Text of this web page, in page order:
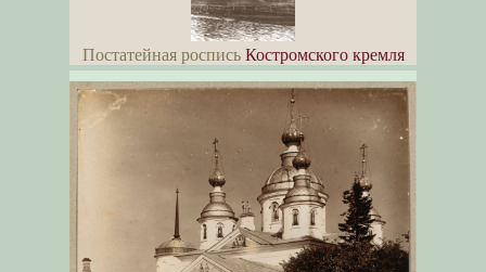
Постатейная роспись Костромского кремля